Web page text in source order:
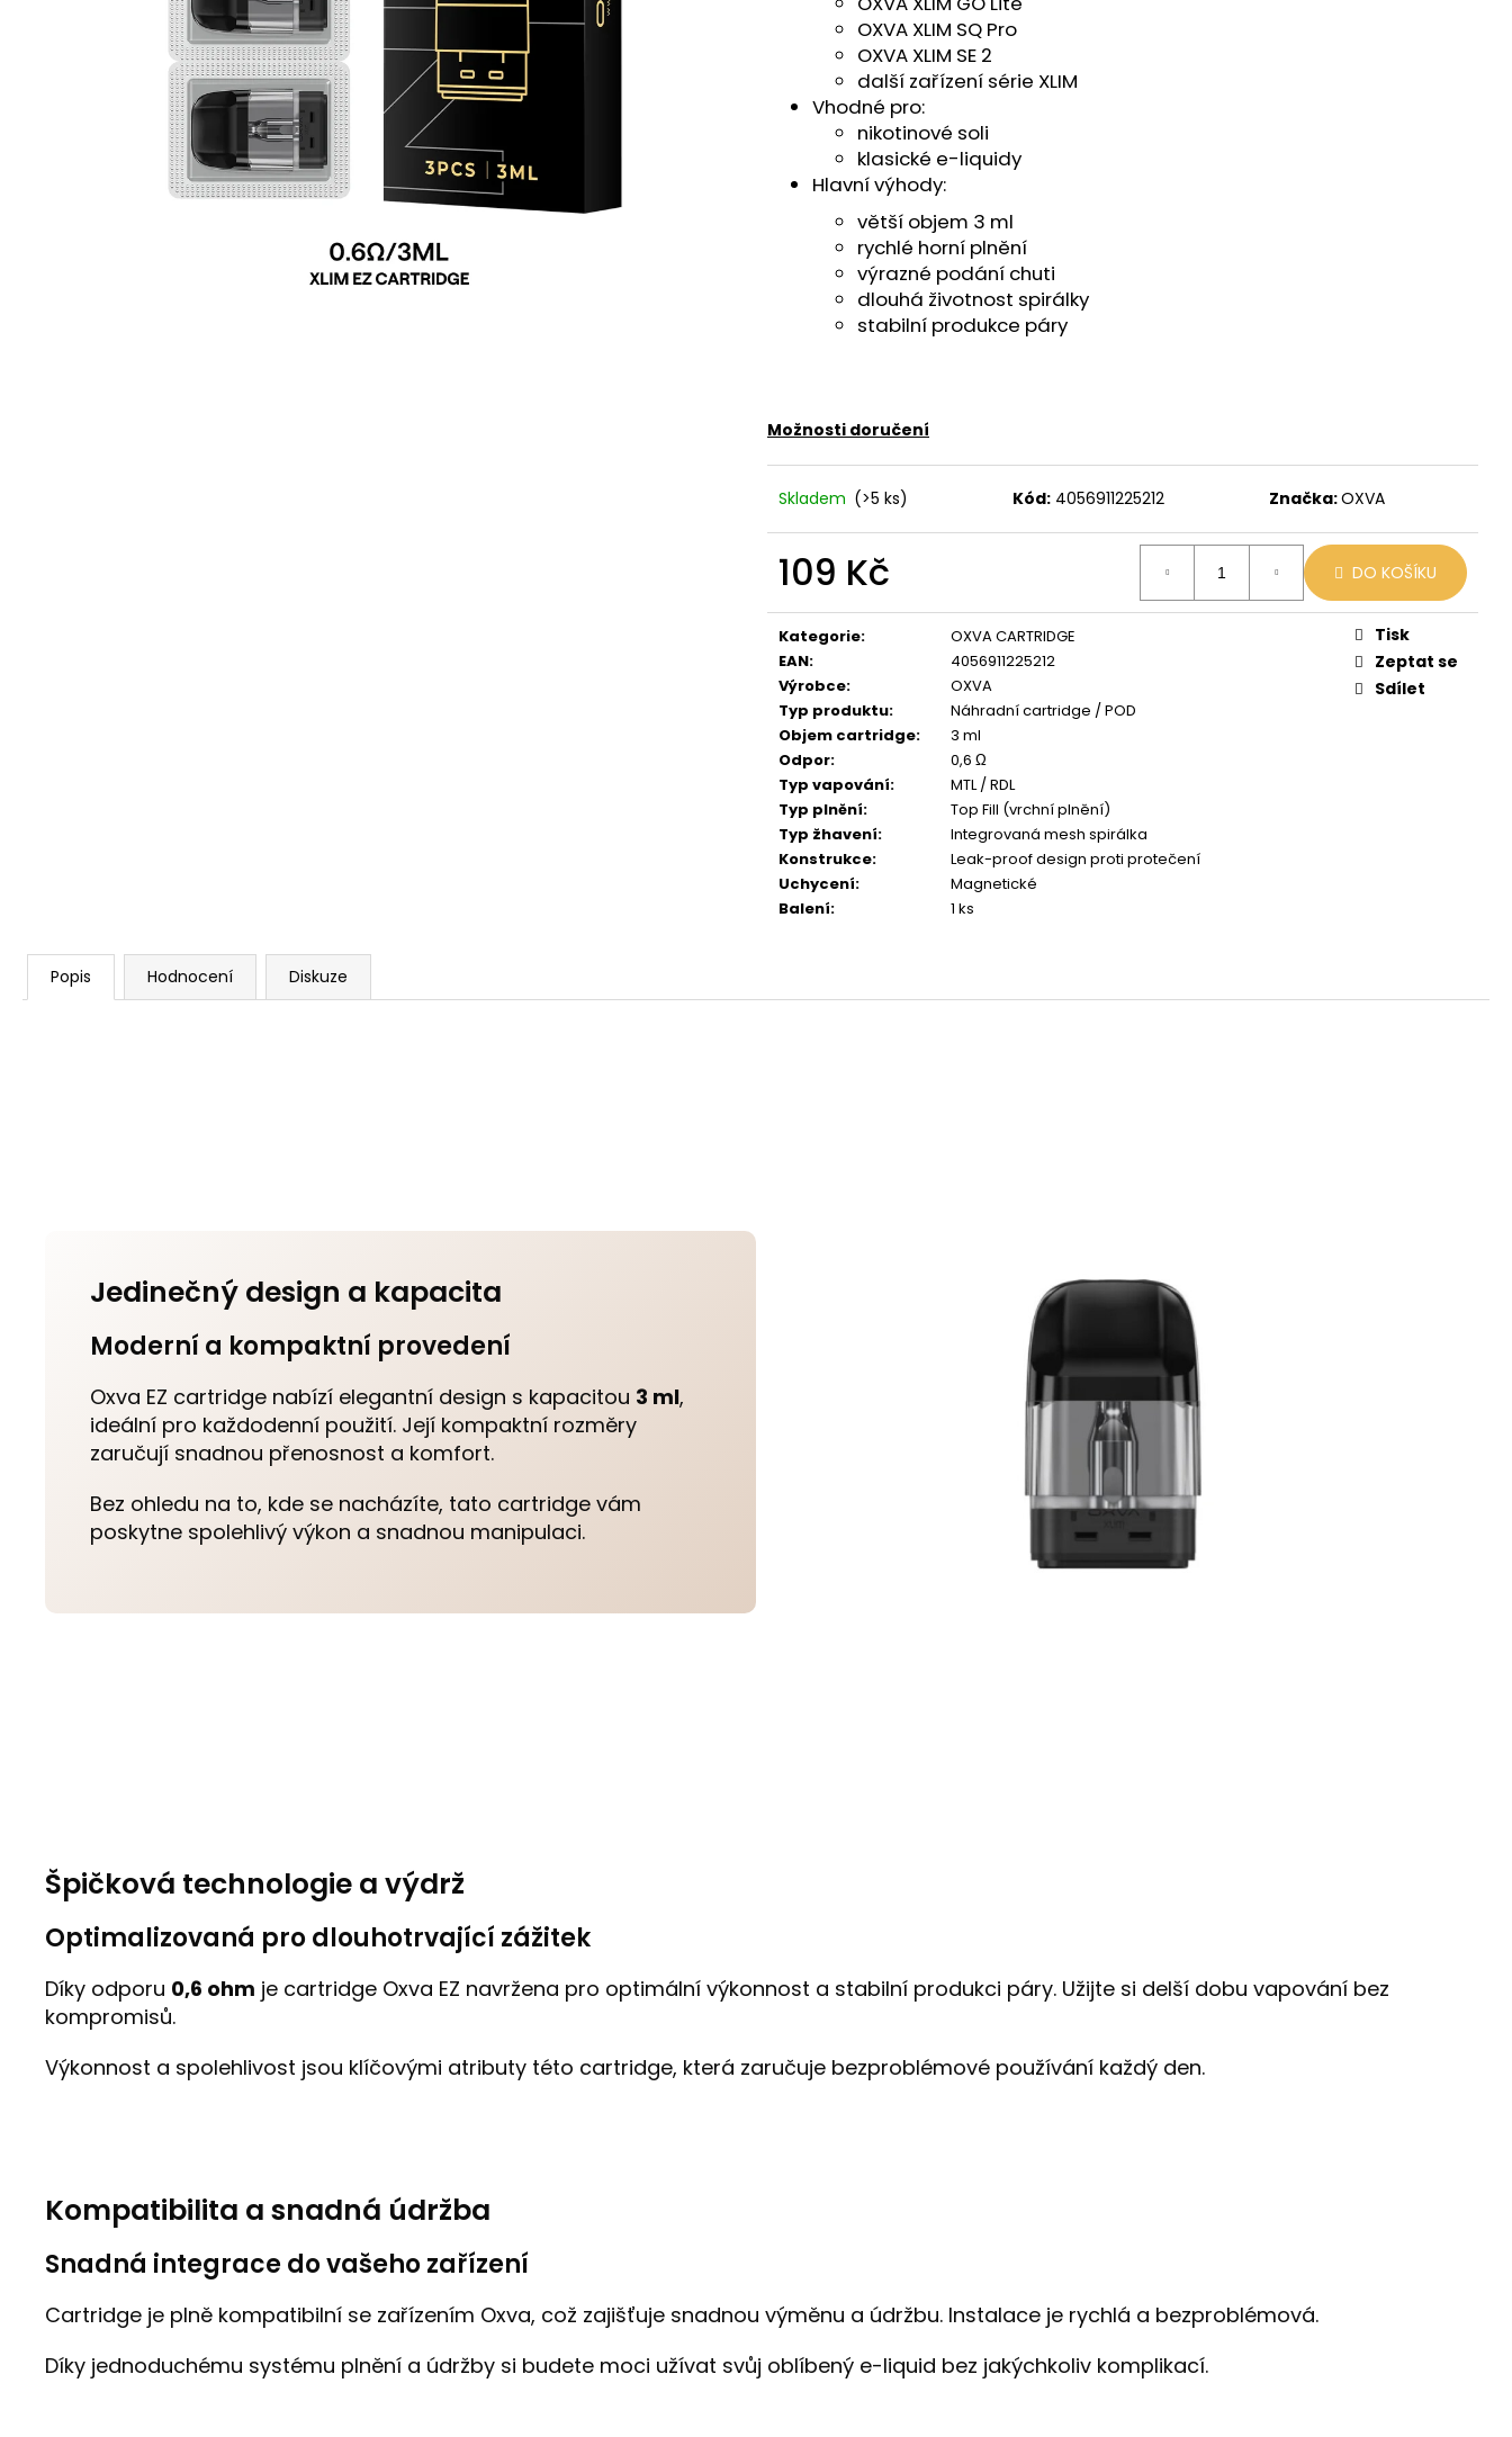
OXVA XLIM SQ Pro
OXVA XLIM SE 2
další zařízení série XLIM
Vhodné pro:
nikotinové soli
klasické e-liquidy
Hlavní výhody:
větší objem 3 ml
rychlé horní plnění
výrazné podání chuti
dlouhá životnost spirálky
stabilní produkce páry
Možnosti doručení
Skladem (>5 ks) Kód: 4056911225212 Značka:OXVA
109 Kč DO KOŠÍKU
Kategorie:
OXVA CARTRIDGE
EAN:
4056911225212
Výrobce:
OXVA
Typ produktu:
Náhradní cartridge / POD
Objem cartridge:
3 ml
Odpor:
0,6 Ω
Typ vapování:
MTL / RDL
Typ plnění:
Top Fill (vrchní plnění)
Typ žhavení:
Integrovaná mesh spirálka
Konstrukce:
Leak-proof design proti protečení
Uchycení:
Magnetické
Balení: 1 ks
Tisk
Zeptat se
Sdílet
Popis Hodnocení Diskuze
Jedinečný design a kapacita
Moderní a kompaktní provedení
Oxva EZ cartridge nabízí elegantní design s kapacitou 3 ml,
ideální pro každodenní použití. Její kompaktní rozměry
zaručují snadnou přenosnost a komfort.
Bez ohledu na to, kde se nacházíte, tato cartridge vám
poskytne spolehlivý výkon a snadnou manipulaci.
Špičková technologie a výdrž
Optimalizovaná pro dlouhotrvající zážitek
Díky odporu 0,6 ohm je cartridge Oxva EZ navržena pro optimální výkonnost a stabilní produkci páry. Užijte si delší dobu vapování bez
kompromisů.
Výkonnost a spolehlivost jsou klíčovými atributy této cartridge, která zaručuje bezproblémové používání každý den.
Kompatibilita a snadná údržba
Snadná integrace do vašeho zařízení
Cartridge je plně kompatibilní se zařízením Oxva, což zajišťuje snadnou výměnu a údržbu. Instalace je rychlá a bezproblémová.
Díky jednoduchému systému plnění a údržby si budete moci užívat svůj oblíbený e-liquid bez jakýchkoliv komplikací.
VENIX PRO CAPPUCINO-X
79 Kč
Původně:169 Kč
VENIX X2 COLA-X
79 Kč
Původně:
LIO POD SUMMER MIX
59 Kč
Původně: 99 Kč